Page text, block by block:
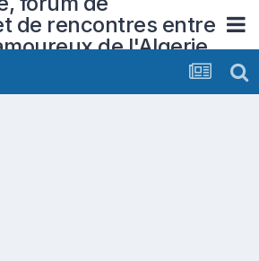
de rencontres entre
de l'Algerie